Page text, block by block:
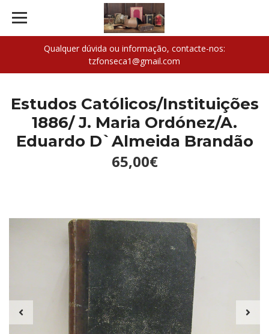
Qualquer dúvida ou informação, contacte-nos:
tzfonseca1@gmail.com
Estudos Católicos/Instituições
1886/ J. Maria Ordónez/A.
Eduardo D`Almeida Brandão
65,00€